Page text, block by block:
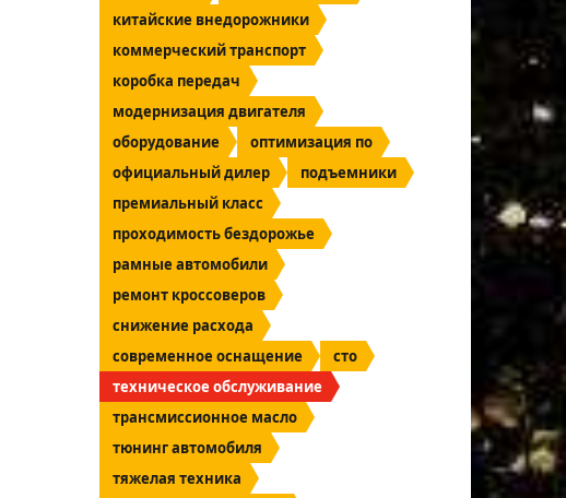
китайские внедорожники
коммерческий транспорт
коробка передач
модернизация двигателя
оборудование
оптимизация по
официальный дилер
подъемники
премиальный класс
проходимость бездорожье
рамные автомобили
ремонт кроссоверов
снижение расхода
современное оснащение
сто
техническое обслуживание
трансмиссионное масло
тюнинг автомобиля
тяжелая техника